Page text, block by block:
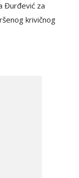
Đurđević za
krivičnog